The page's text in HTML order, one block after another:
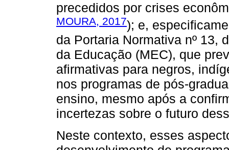
precedidos por crises
MOURA, 2017); e,
da Portaria Normativa nº 13,
da Educação (MEC), que
afirmativas para negros,
nos programas de pós-
ensino, mesmo após a
incertezas sobre o futuro
Neste contexto, esses